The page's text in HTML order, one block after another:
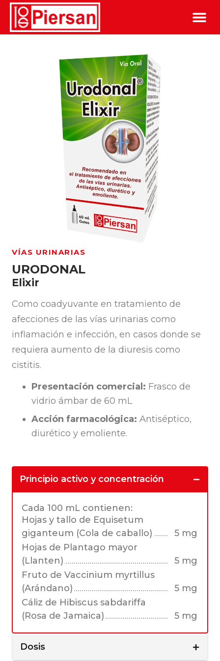
VÍAS URINARIAS
URODONAL
Elixir
Como coadyuvante en tratamiento de
afecciones de las vías urinarias como
inflamación e infección, en casos donde se
requiera aumento de la diuresis como
cistitis.
Presentación comercial: Frasco de
vidrio ámbar de 60 mL
Acción farmacológica: Antiséptico,
diurético y emoliente.
Principio activo y concentración
Cada 100 mL contienen:
Hojas y tallo de Equisetum
giganteum (Cola de caballo)
5 mg
Hojas de Plantago mayor
(Llanten)
5 mg
Fruto de Vaccinium myrtillus
(Arándano)
5 mg
Cáliz de Hibiscus sabdariffa
(Rosa de Jamaica)
5 mg
Dosis